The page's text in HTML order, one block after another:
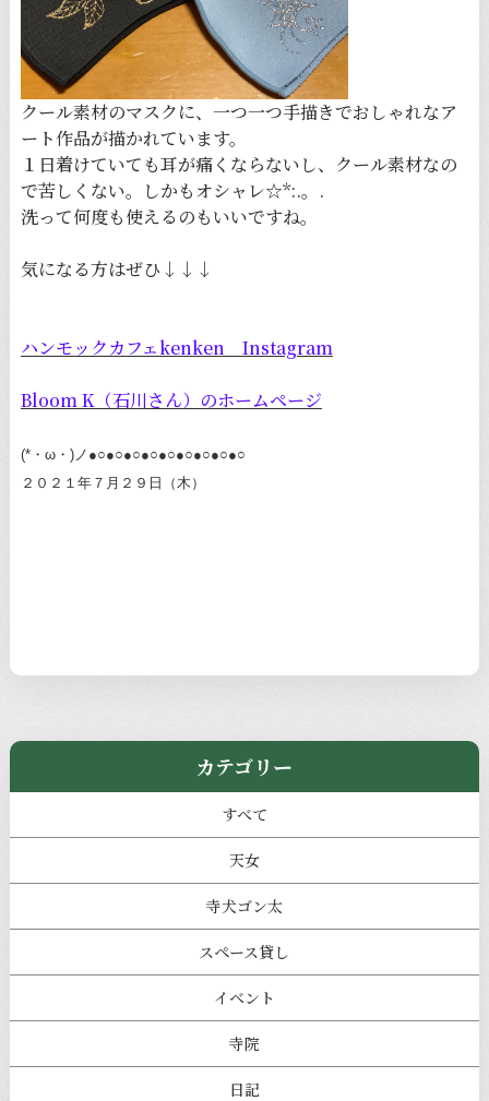
クール素材のマスクに、一つ一つ手描きでおしゃれなア
ート作品が描かれています。
１日着けていても耳が痛くならないし、クール素材なの
で苦しくない。しかもオシャレ☆*:.。.
洗って何度も使えるのもいいですね。
気になる方はぜひ↓↓↓
ハンモックカフェkenken Instagram
Bloom K（石川さん）のホームページ
(*・ω・)ノ●○●○●○●○●○●○●○●○●○
２０２１年７月２９日（木）
カテゴリー
すべて
天女
寺犬ゴン太
スペース貸し
イベント
寺院
日記